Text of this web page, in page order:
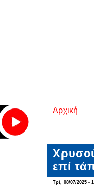
Είστε
Αρχική
επί
Τρί, 08/07/2025 -